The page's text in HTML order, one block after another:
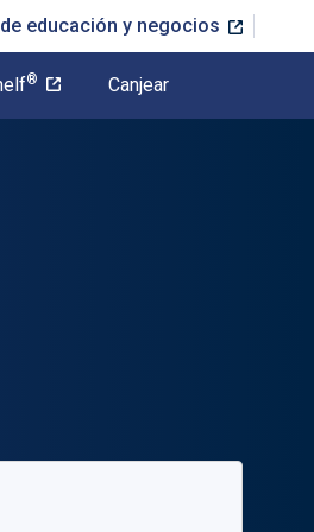
educación y negocios
® Canjear
13 9781800881778"